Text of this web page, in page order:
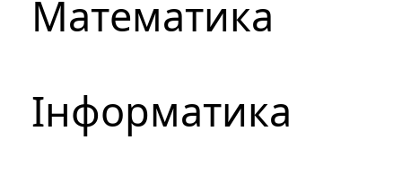
Математика
Інформатика